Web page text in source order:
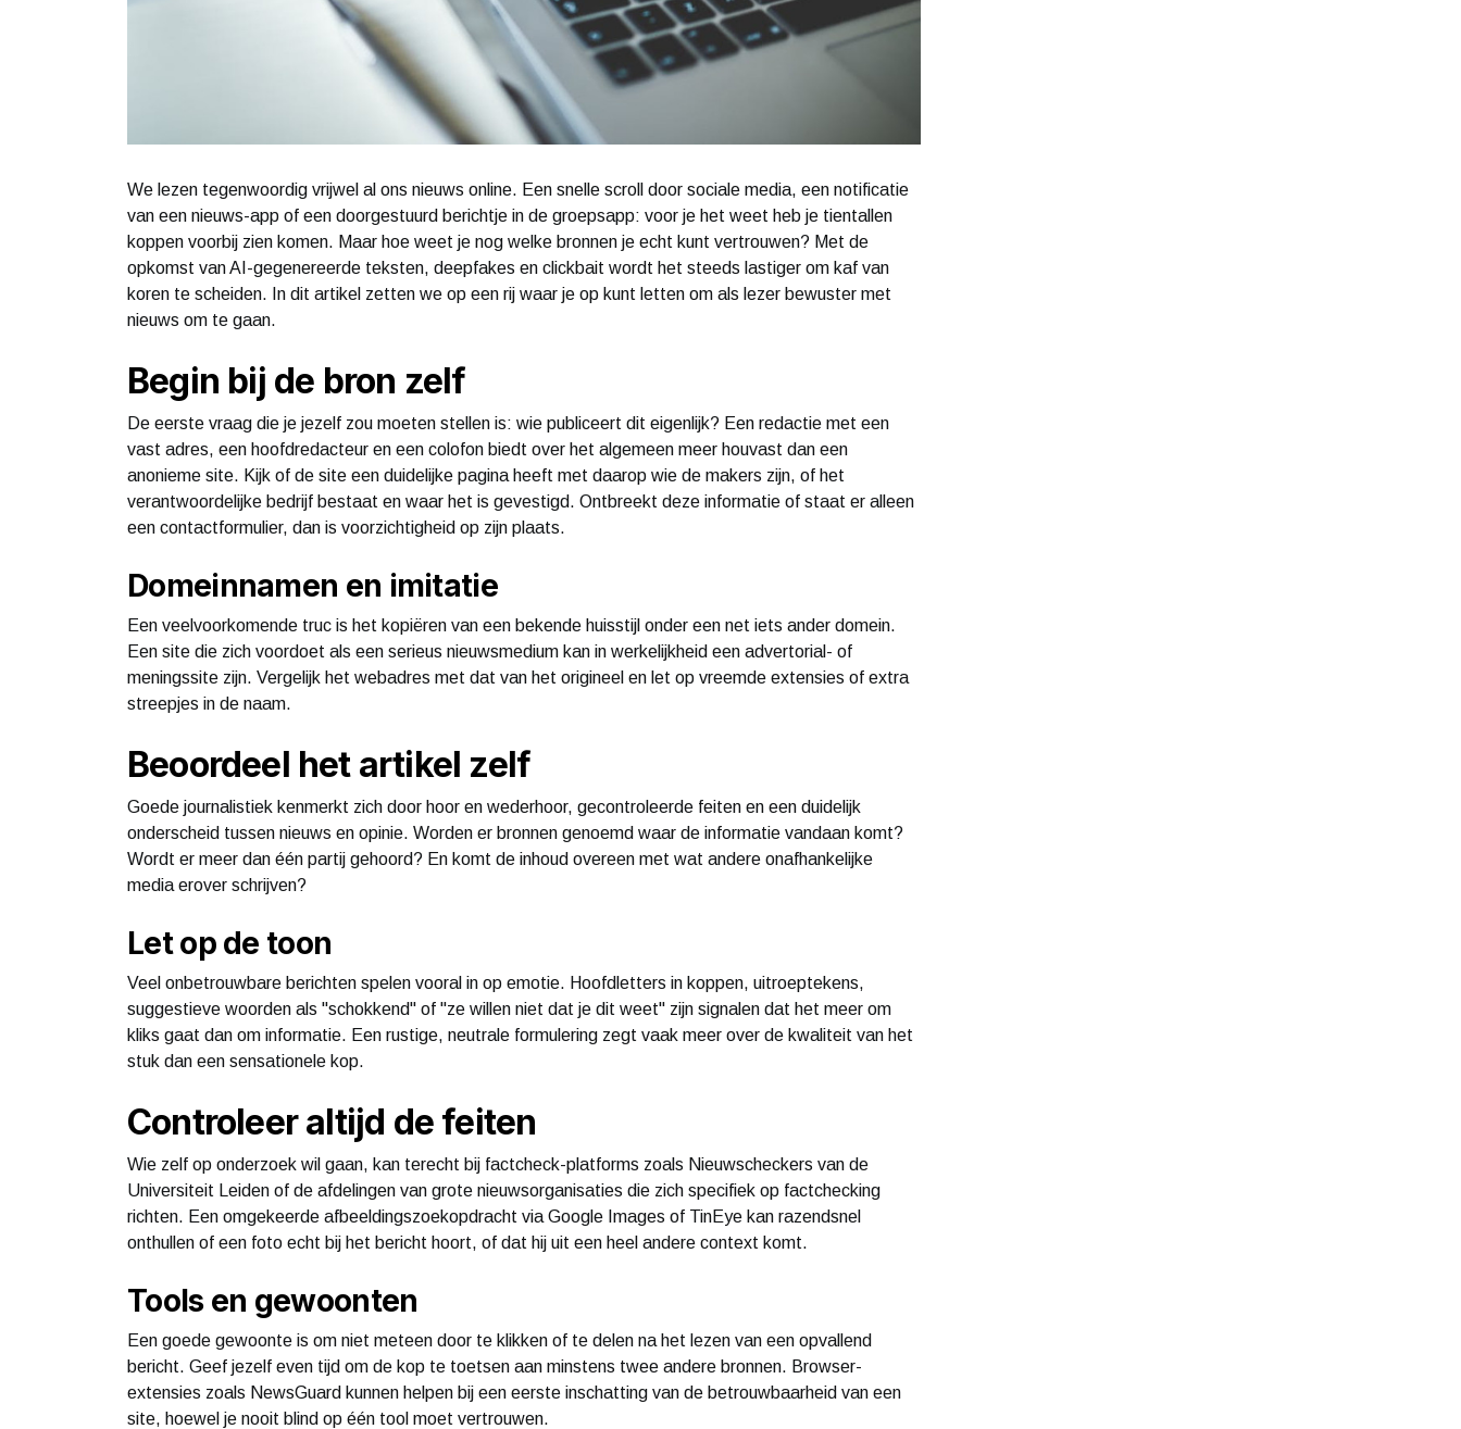
We lezen tegenwoordig vrijwel al ons nieuws online. Een snelle scroll door sociale media, een notificatie
van een nieuws-app of een doorgestuurd berichtje in de groepsapp: voor je het weet heb je tientallen
koppen voorbij zien komen. Maar hoe weet je nog welke bronnen je echt kunt vertrouwen? Met de
opkomst van AI-gegenereerde teksten, deepfakes en clickbait wordt het steeds lastiger om kaf van
koren te scheiden. In dit artikel zetten we op een rij waar je op kunt letten om als lezer bewuster met
nieuws om te gaan.
Begin bij de bron zelf
De eerste vraag die je jezelf zou moeten stellen is: wie publiceert dit eigenlijk? Een redactie met een
vast adres, een hoofdredacteur en een colofon biedt over het algemeen meer houvast dan een
anonieme site. Kijk of de site een duidelijke pagina heeft met daarop wie de makers zijn, of het
verantwoordelijke bedrijf bestaat en waar het is gevestigd. Ontbreekt deze informatie of staat er alleen
een contactformulier, dan is voorzichtigheid op zijn plaats.
Domeinnamen en imitatie
Een veelvoorkomende truc is het kopiëren van een bekende huisstijl onder een net iets ander domein.
Een site die zich voordoet als een serieus nieuwsmedium kan in werkelijkheid een advertorial- of
meningssite zijn. Vergelijk het webadres met dat van het origineel en let op vreemde extensies of extra
streepjes in de naam.
Beoordeel het artikel zelf
Goede journalistiek kenmerkt zich door hoor en wederhoor, gecontroleerde feiten en een duidelijk
onderscheid tussen nieuws en opinie. Worden er bronnen genoemd waar de informatie vandaan komt?
Wordt er meer dan één partij gehoord? En komt de inhoud overeen met wat andere onafhankelijke
media erover schrijven?
Let op de toon
Veel onbetrouwbare berichten spelen vooral in op emotie. Hoofdletters in koppen, uitroeptekens,
suggestieve woorden als "schokkend" of "ze willen niet dat je dit weet" zijn signalen dat het meer om
kliks gaat dan om informatie. Een rustige, neutrale formulering zegt vaak meer over de kwaliteit van het
stuk dan een sensationele kop.
Controleer altijd de feiten
Wie zelf op onderzoek wil gaan, kan terecht bij factcheck-platforms zoals Nieuwscheckers van de
Universiteit Leiden of de afdelingen van grote nieuwsorganisaties die zich specifiek op factchecking
richten. Een omgekeerde afbeeldingszoekopdracht via Google Images of TinEye kan razendsnel
onthullen of een foto echt bij het bericht hoort, of dat hij uit een heel andere context komt.
Tools en gewoonten
Een goede gewoonte is om niet meteen door te klikken of te delen na het lezen van een opvallend
bericht. Geef jezelf even tijd om de kop te toetsen aan minstens twee andere bronnen. Browser-
extensies zoals NewsGuard kunnen helpen bij een eerste inschatting van de betrouwbaarheid van een
site, hoewel je nooit blind op één tool moet vertrouwen.